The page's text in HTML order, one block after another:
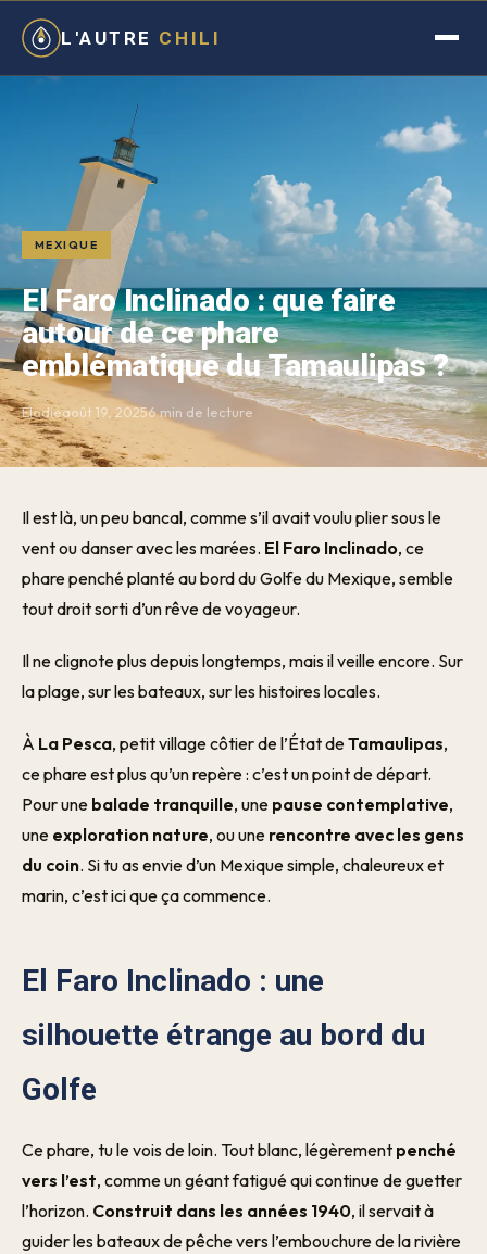
L'AUTRE CHILI
MEXIQUE
El Faro Inclinado : que faire
autour de ce phare
emblématique du Tamaulipas ?
Elodieaoût 19, 20256 min de lecture
Il est là, un peu bancal, comme s’il avait voulu plier sous le
vent ou danser avec les marées. El Faro Inclinado, ce
phare penché planté au bord du Golfe du Mexique, semble
tout droit sorti d’un rêve de voyageur.
Il ne clignote plus depuis longtemps, mais il veille encore. Sur
la plage, sur les bateaux, sur les histoires locales.
À La Pesca, petit village côtier de l’État deTamaulipas,
ce phare est plus qu’un repère : c’est un point de départ.
Pour une balade tranquille, une pause contemplative,
une exploration nature, ou une rencontre avec les gens
du coin. Si tu as envie d’un Mexique simple, chaleureux et
marin, c’est ici que ça commence.
El Faro Inclinado : une
silhouette étrange au bord du
Golfe
Ce phare, tu le vois de loin. Tout blanc, légèrement penché
vers l’est, comme un géant fatigué qui continue de guetter
l’horizon. Construit dans les années 1940, il servait à
guider les bateaux de pêche vers l’embouchure de la rivière